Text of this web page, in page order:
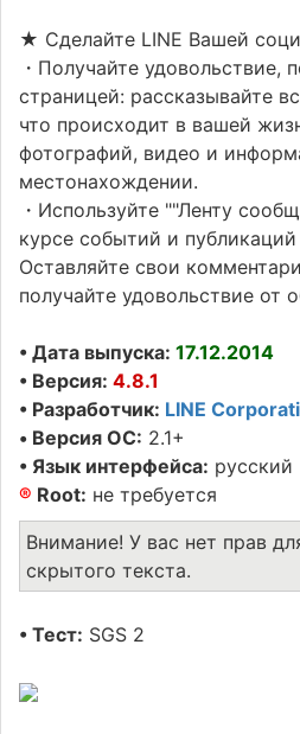
★ Сделайте LINE Вашей
・Получайте удовольствие,
страницей: рассказывайте
что происходит в вашей
фотографий, видео и
местонахождении.
・Используйте ""Ленту
курсе событий и
Оставляйте свои
получайте удовольствие от
• Дата выпуска:17.12.2014
• Версия:4.8.1
• Разработчик: LINE
• Версия ОС: 2.1+
• Язык интерфейса: русский
® Root: не требуется
Внимание! У вас нет прав
скрытого текста.
• Тест: SGS 2